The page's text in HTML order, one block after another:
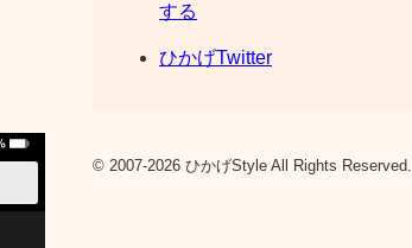
する
ひかげTwitter
© 2007-2026 ひかげStyle All Rights Reserved.